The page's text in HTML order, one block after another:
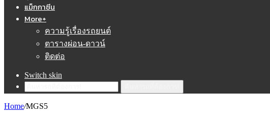
แม็กกาซีน
More+
ความรู้เรื่องรถยนต์
ตารางผ่อน-ดาวน์
ติดต่อ
Switch skin
Home/MGS5